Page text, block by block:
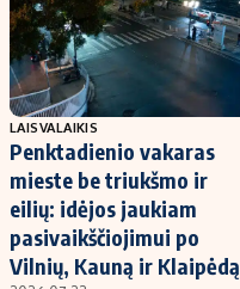
LAISVALAIKIS
Penktadienio vakaras
mieste be triukšmo ir
eilių: idėjos jaukiam
pasivaikščiojimui po
Vilnių, Kauną ir Klaipėdą